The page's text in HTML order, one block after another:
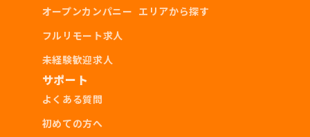
※いままでほとんどのインターン生が初めてのイ
す！
オープンカンパニー
フルリモート求人
未経験歓迎求人
エリアから探す
サポート
よくある質問
初めての方へ